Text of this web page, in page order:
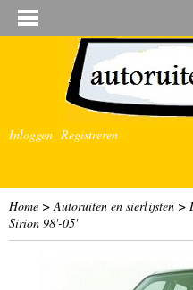
Inloggen Registreren
Home >Autoruiten en sierlijsten >
Sirion 98'-05'